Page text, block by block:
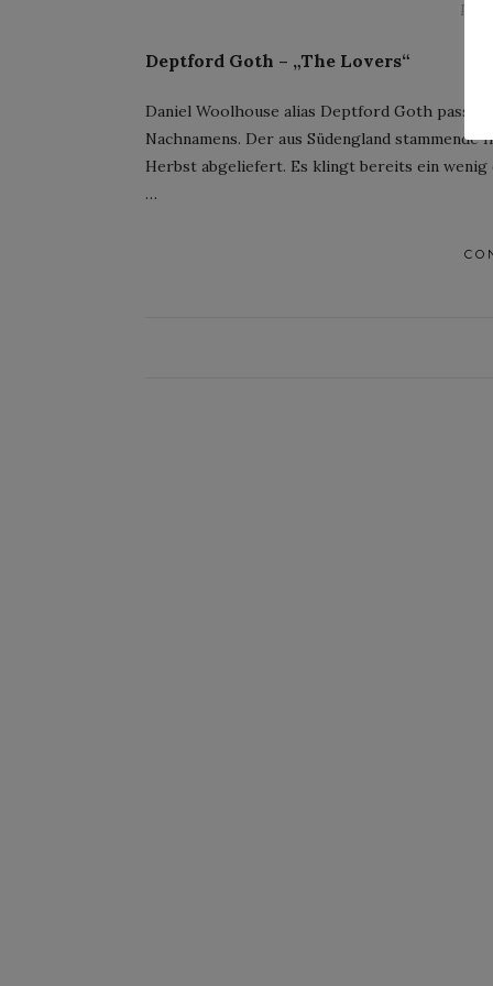
Deptford Goth – „The Lovers“
Daniel Woolhouse alias Deptford Goth passt
Nachnamens. Der aus Südengland
Herbst abgeliefert. Es klingt bereits ein wenig
…